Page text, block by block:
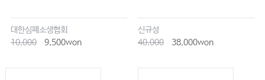
대한심폐소생협회
10,000
9,500won
신규성
40,000
38,000won